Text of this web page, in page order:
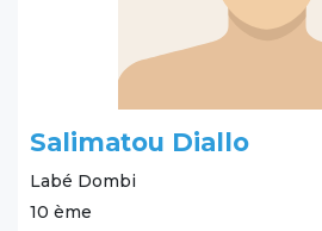
Salimatou Diallo
Labé Dombi
10 ème